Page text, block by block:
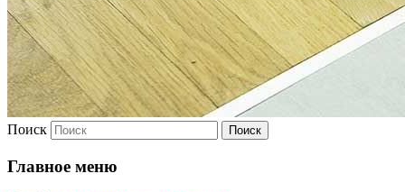
Поиск
Главное меню